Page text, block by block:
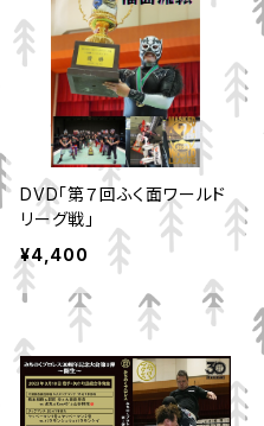
DVD「第７回ふく面ワールド
リーグ戦」
¥4,400